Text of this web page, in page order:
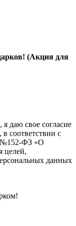
(Акция для
даю свое согласие
соответствии с
№152-ФЗ «О
целей,
данных